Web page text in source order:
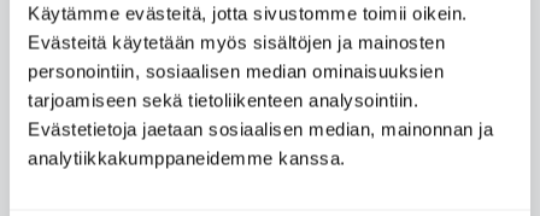
Käytämme evästeitä, jotta sivustomme toimii oikein.
Evästeitä käytetään myös sisältöjen ja mainosten
personointiin, sosiaalisen median ominaisuuksien
tarjoamiseen sekä tietoliikenteen analysointiin.
Evästetietoja jaetaan sosiaalisen median, mainonnan ja
analytiikkakumppaneidemme kanssa.
Perjantai
06:00 - 12:00
Lauantai
Ei saatavilla
Sunnuntai
Ei saatavilla